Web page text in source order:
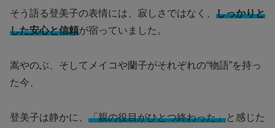
そう語る登美子の表情には、寂しさではなく、 しっかりと
した安心と信頼が宿っていました。
嵩やのぶ、そしてメイコや蘭子がそれぞれの“物語”を持っ
た今、
登美子は静かに、 「親の役目がひとつ終わった」と感じた